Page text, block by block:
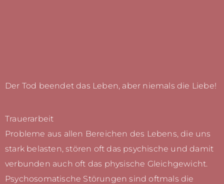
Der Tod beendet das Leben, aber niemals die Liebe!
Trauerarbeit
Probleme aus allen Bereichen des Lebens, die uns
stark belasten, stören oft das psychische und damit
verbunden auch oft das physische Gleichgewicht.
Psychosomatische Störungen sind oftmals die